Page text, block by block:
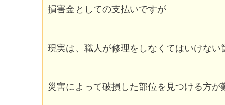
損害金としての支払いですが
現実は、職人が修理をしなくてはいけない
災害によって破損した部位を見つける方が